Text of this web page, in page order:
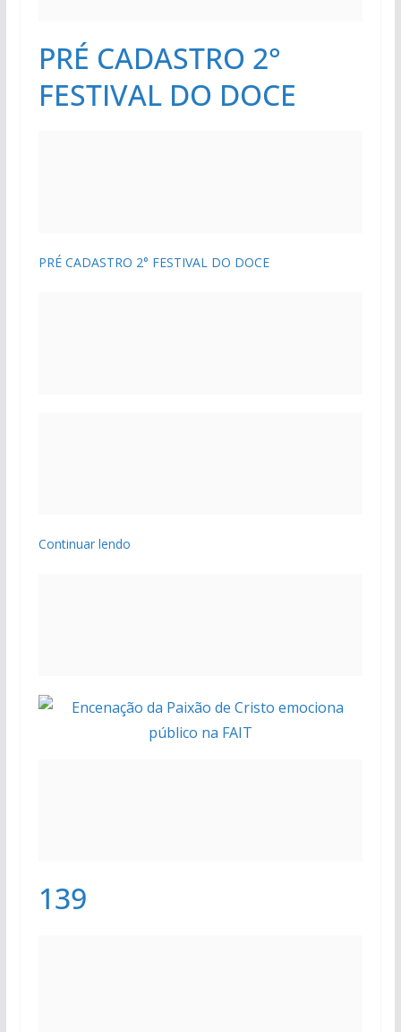
PRÉ CADASTRO 2°
FESTIVAL DO DOCE
PRÉ CADASTRO 2° FESTIVAL DO DOCE
Continuar lendo
139